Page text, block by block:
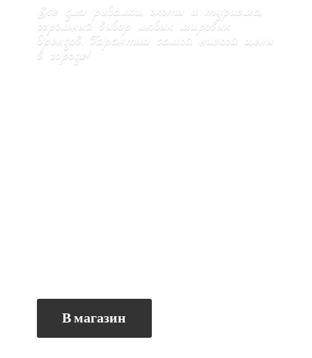
Все для рыбалки, охоты и туризма,
огромный выбор любых мировых
брендов. Гарантия самой низкой цены
в городе!
В магазин